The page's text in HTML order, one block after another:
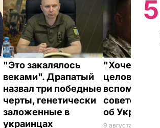
"Это закалялось
веками". Драпатый
назвал три победные
черты, генетически
заложенные в
украинцах
"Хочется
целовать".
вспомнил
советского
об Украине
9 августа, 09.01
5